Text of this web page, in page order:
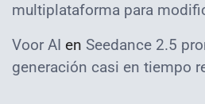
multiplataforma para
Voor AI en Seedance 2.5
generación casi en tiempo